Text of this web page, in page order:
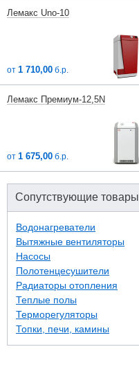
Лемакс Uno-10
от 1 710,00б.р.
Лемакс Премиум-12,5N
от 1 675,00б.р.
Сопутствующие товары
Водонагреватели
Вытяжные вентиляторы
Насосы
Полотенцесушители
Радиаторы отопления
Теплые полы
Терморегуляторы
Топки, печи, камины